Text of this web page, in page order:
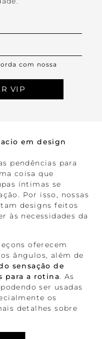
com nossa
VIP
em design
pendências para
coisa que
íntimas se
Por isso, nossas
designs feitos
às necessidades da
oferecem
ângulos, além de
sensação de
para a rotina . As
ser usadas
os
detalhes sobre